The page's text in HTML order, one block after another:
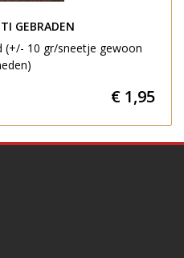
GEBRADEN
(+/- 10 gr/sneetje gewoon
€ 1,95